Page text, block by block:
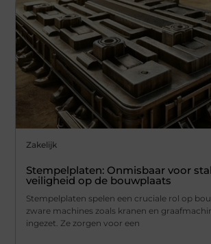
Zakelijk
Stempelplaten: Onmisbaar voor
veiligheid op de bouwplaats
Stempelplaten spelen een cruciale rol op
zware machines zoals kranen en
ingezet. Ze zorgen voor een